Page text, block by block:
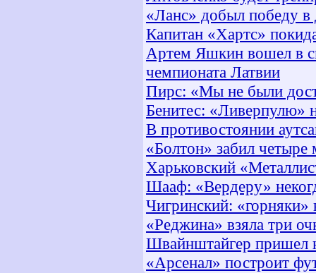
«Ланс» добыл победу в
Капитан «Хартс»
Артем Яшкин вошел в
чемпионата Латвии
Пирс: «Мы не были
Бенитес: «Ливерпулю»
В противостоянии
«Болтон» забил
Харьковский
Шааф: «Вердеру»
Чигринский:
«Реджина» взяла три
Швайнштайгер пришел
«Арсенал» построит